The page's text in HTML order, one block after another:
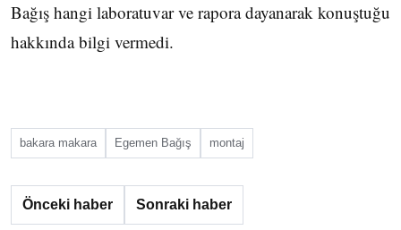
Bağış hangi laboratuvar ve rapora dayanarak konuştuğu
hakkında bilgi vermedi.
bakara makara Egemen Bağış montaj
Önceki haber Sonraki haber